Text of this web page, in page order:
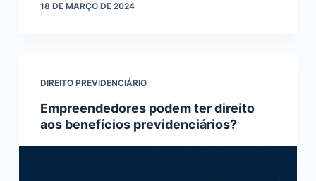
18 DE MARÇO DE 2024
DIREITO PREVIDENCIÁRIO
Empreendedores podem ter direito
aos benefícios previdenciários?